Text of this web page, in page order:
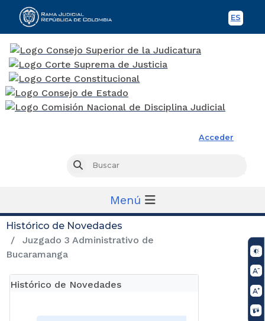
ES
Acceder
Buscar
Menú
Histórico de Novedades
Juzgado 3 Administrativo de
Bucaramanga
Histórico de Novedades